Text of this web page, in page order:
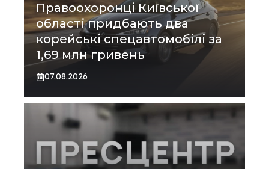
Правоохоронці Київської
області придбають два
корейські спецавтомобілі за
1,69 млн гривень
07.08.2026